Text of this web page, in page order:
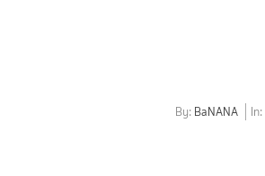
By: BaNANA In: